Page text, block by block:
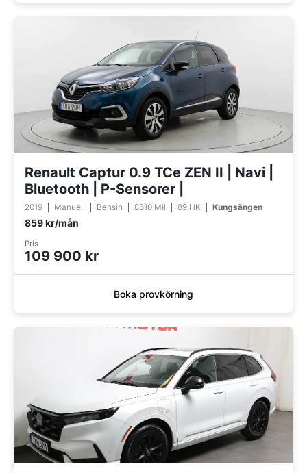
Renault Captur 0.9 TCe ZEN II | Navi |
Bluetooth | P-Sensorer |
2019 Manuell Bensin 8610 Mil 89 HK Kungsängen
859 kr/mån
Pris
109 900 kr
Boka provkörning